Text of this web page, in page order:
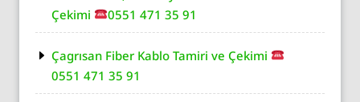
Çekimi
0551 471 35 91
Çagrısan Fiber Kablo Tamiri ve Çekimi
0551 471 35 91